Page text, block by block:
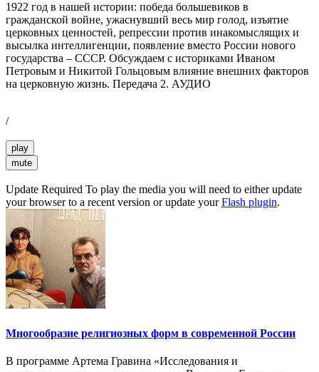
1922 год в нашей истории: победа большевиков в
гражданской войне, ужаснувший весь мир голод, изъятие
церковных ценностей, репрессии против инакомыслящих и
высылка интеллигенции, появление вместо России нового
государства – СССР. Обсуждаем с историками Иваном
Петровым и Никитой Гольцовым влияние внешних факторов
на церковную жизнь. Передача 2. АУДИО
/
play
mute
Update Required To play the media you will need to either update
your browser to a recent version or update yourFlash plugin.
Многообразие религиозных форм в современной России
В программе Артема Гравина «Исследования и